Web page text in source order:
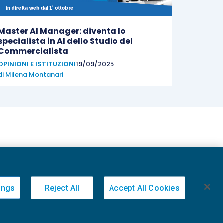
AI Manager: diventa lo
in AI dello Studio del
E ISTITUZIONI19/09/2025
Milena Montanari
Reject All Accept All Cookies